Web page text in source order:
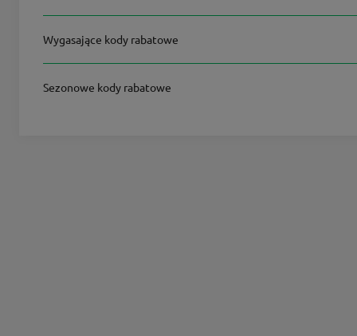
Wygasające kody rabatowe
Sezonowe kody rabatowe